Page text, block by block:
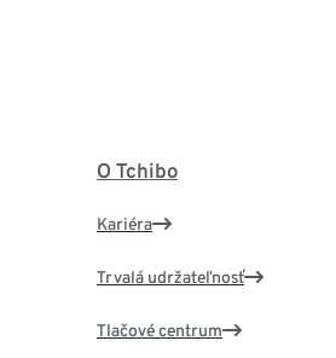
O Tchibo
Kariéra
Trvalá udržateľnosť
Tlačové centrum